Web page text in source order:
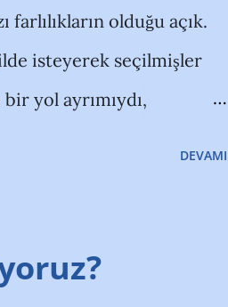
olduğu açık.
isteyerek seçilmişler
yol ayrımıydı,
kongre sonrası
tavan-taban fiyat gibi
DEVAMI